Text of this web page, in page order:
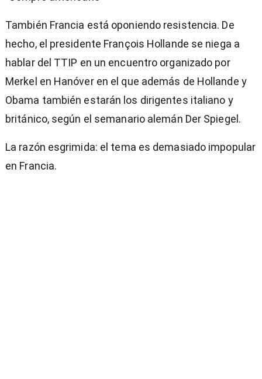
También Francia está oponiendo resistencia. De
hecho, el presidente François Hollande se niega a
hablar del TTIP en un encuentro organizado por
Merkel en Hanóver en el que además de Hollande y
Obama también estarán los dirigentes italiano y
británico, según el semanario alemán Der Spiegel.
La razón esgrimida: el tema es demasiado impopular
en Francia.